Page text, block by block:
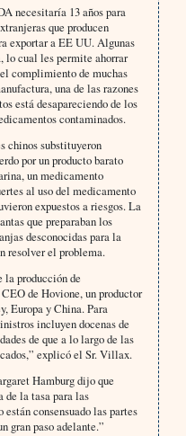
necesitaría 13 años para
que producen
exportar a EE UU. Algunas
lo cual les permite ahorrar
complimiento de muchas
una de las razones
está desapareciendo de los
contaminados.
chinos substituyeron
por un producto barato
un medicamento
al uso del medicamento
expuestos a riesgos. La
que preparaban los
desconocidas para la
resolver el problema.
la producción de
de Hovione, un productor
Europa y China. Para
incluyen docenas de
de que a lo largo de las
explicó el Sr. Villax.
Hamburg dijo que
de la tasa para las
consensuado las partes
gran paso adelante.”